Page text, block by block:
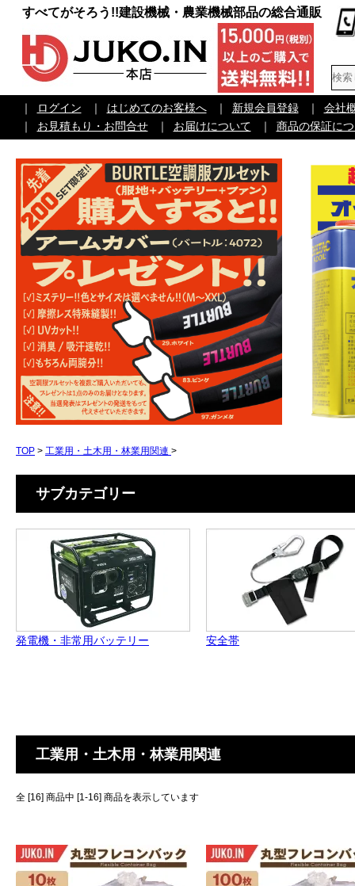
すべてがそろう!!建設機械・農業機械部品の総合通販
｜ ログイン ｜ はじめてのお客様へ ｜ 新規会員登録 ｜
会社
｜
お見積もり・お問合せ ｜ お届けについて ｜ 商品の保証に
TOP > 工業用・土木用・林業用関連 >
サブカテゴリー
発電機・非常用バッテリー 安全帯
工業用・土木用・林業用関連
全 [16] 商品中 [1-16] 商品を表示しています